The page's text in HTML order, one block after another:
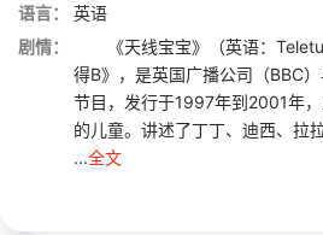
语言：
英语
剧情：
《天线宝宝》（英语：
得B》，是英国广播公司（BBC
节目，发行于1997年到2001年
的儿童。讲述了丁丁、迪西、拉
...全文